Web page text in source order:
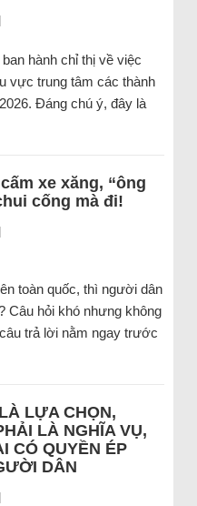
|
hành chỉ thị về việc
vực trung tâm các thành
Đáng chú ý, đây là
xe xăng, “ông
cống mà đi!
|
toàn quốc, thì người dân
Câu hỏi khó nhưng không
trả lời nằm ngay trước
LỰA CHỌN,
LÀ NGHĨA VỤ,
CÓ QUYỀN ÉP
DÂN
|